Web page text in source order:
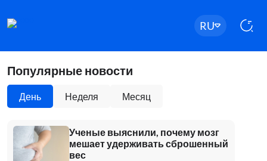
RU
Популярные новости
День Неделя Месяц
Ученые выяснили, почему мозг
мешает удерживать сброшенный
вес